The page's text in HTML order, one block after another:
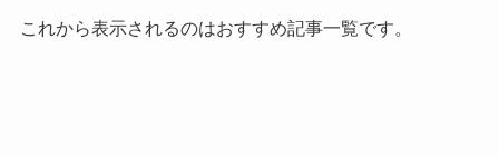
これから表示されるのはおすすめ記事一覧です。